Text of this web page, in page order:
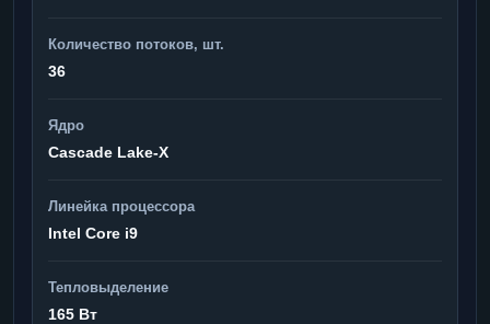
Количество потоков, шт.
36
Ядро
Cascade Lake-X
Линейка процессора
Intel Core i9
Тепловыделение
165 Вт